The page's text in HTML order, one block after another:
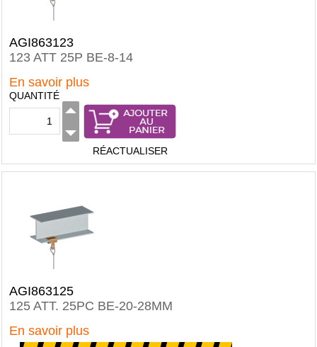
AGI863123
123 ATT 25P BE-8-14
En savoir plus
QUANTITÉ
RÉACTUALISER
AGI863125
125 ATT. 25PC BE-20-28MM
En savoir plus